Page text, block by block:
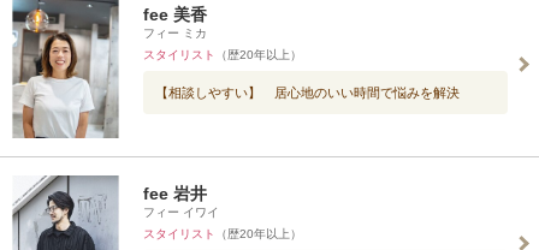
fee 美香
フィー ミカ
スタイリスト
（歴20年以上）
【相談しやすい】 居心地のいい時間で悩みを解決
fee 岩井
フィー イワイ
スタイリスト
（歴20年以上）